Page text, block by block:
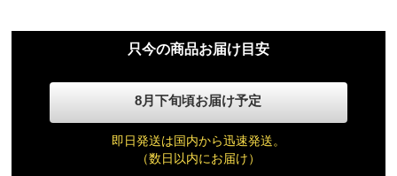
只今の商品お届け目安
8月下旬頃お届け予定
即日発送は国内から迅速発送。
（数日以内にお届け）
20,700円(税込)